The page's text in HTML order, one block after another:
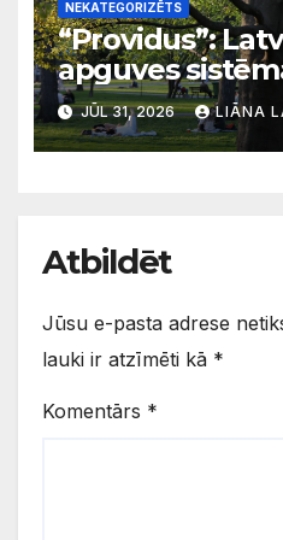
NEKATEGORIZĒTS
“Providus”:
apguves
uz krīzēm
migrācijas
JŪL 31, 2026 LIĀNA
Atbildēt
Jūsu e-pasta adrese
lauki ir atzīmēti kā *
Komentārs *